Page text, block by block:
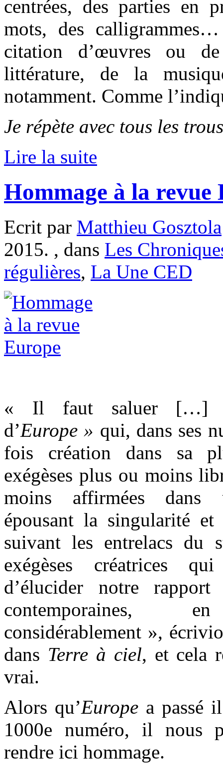
centrées, des parties en
mots, des
citation d’œuvres ou
littérature, de la
notamment. Comme
Je répète avec tous les
Lire la suite
Hommage à la revue
Ecrit par Matthieu Gosztola
2015. , dans Les
régulières, La Une CED
« Il faut saluer […]
d’Europe » qui, dans ses
fois création dans sa
exégèses plus ou moins
moins affirmées dans
épousant la singularité et
suivant les entrelacs du
exégèses créatrices
d’élucider notre
contemporaines, en
considérablement »,
dans Terre à ciel, et cela
vrai.
Alors qu’Europe a passé
1000e numéro, il nous
rendre ici hommage.